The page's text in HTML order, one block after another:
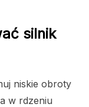
silnik
niskie obroty
w rdzeniu